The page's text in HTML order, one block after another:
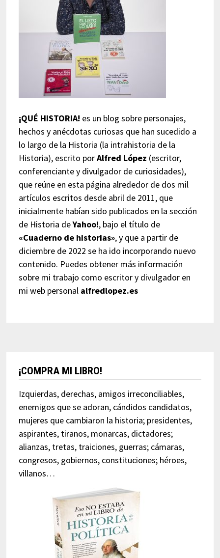
¡QUÉ HISTORIA! es un blog sobre personajes,
hechos y anécdotas curiosas que han sucedido a
lo largo de la Historia (la intrahistoria de la
Historia), escrito porAlfred López (escritor,
conferenciante y divulgador de curiosidades),
que reúne en esta página alrededor de dos mil
artículos escritos desde abril de 2011, que
inicialmente habían sido publicados en la sección
de Historia deYahoo!, bajo el título de
«Cuaderno de historias», y que a partir de
diciembre de 2022 se ha ido incorporando nuevo
contenido. Puedes obtener más información
sobre mi trabajo como escritor y divulgador en
mi web personal alfredlopez.es
¡COMPRA MI LIBRO!
Izquierdas, derechas, amigos irreconciliables,
enemigos que se adoran, cándidos candidatos,
mujeres que cambiaron la historia; presidentes,
aspirantes, tiranos, monarcas, dictadores;
alianzas, tretas, traiciones, guerras; cámaras,
congresos, gobiernos, constituciones; héroes,
villanos…